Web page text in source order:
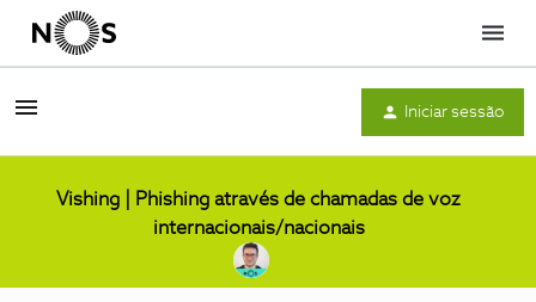
Menu
Iniciar sessão
Vishing | Phishing através de chamadas de voz
internacionais/nacionais